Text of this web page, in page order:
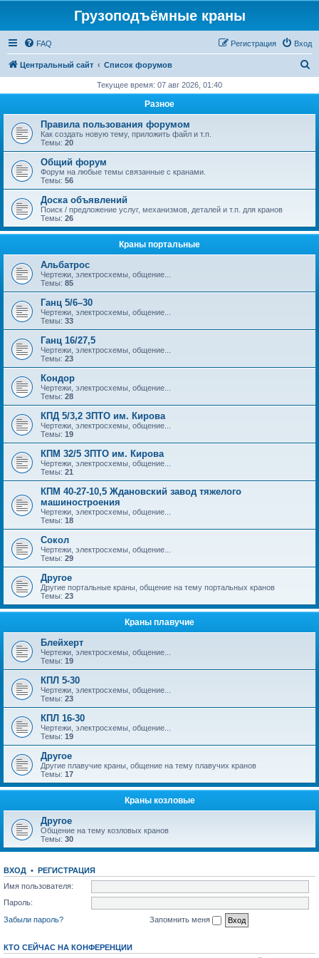
Грузоподъёмные краны
FAQ Вход
Регистрация
Центральный сайт Список форумов
с
Текущее время: 07 авг 2026, 01:40
Разное
Правила пользования форумом
Как создать новую тему, приложить файл и т.п.
Темы: 20
Общий форум
Форум на любые темы связанные с кранами.
Темы: 56
Доска объявлений
Поиск / предложение услуг, механизмов, деталей и т.п. для кранов
Темы: 26
Краны портальные
Альбатрос
Чертежи, электросхемы, общение...
Темы: 85
Ганц 5/6–30
Чертежи, электросхемы, общение...
Темы: 33
Ганц 16/27,5
Чертежи, электросхемы, общение...
Темы: 23
Кондор
Чертежи, электросхемы, общение...
Темы: 28
КПД 5/3,2 ЗПТО им. Кирова
Чертежи, электросхемы, общение...
Темы: 19
КПМ 32/5 ЗПТО им. Кирова
Чертежи, электросхемы, общение...
Темы: 21
КПМ 40-27-10,5 Ждановский завод тяжелого
машиностроения
Чертежи, электросхемы, общение...
Темы: 18
Сокол
Чертежи, электросхемы, общение...
Темы: 29
Другое
Другие портальные краны, общение на тему портальных кранов
Темы: 23
Краны плавучие
Блейхерт
Чертежи, электросхемы, общение...
Темы: 19
КПЛ 5-30
Чертежи, электросхемы, общение...
Темы: 23
КПЛ 16-30
Чертежи, электросхемы, общение...
Темы: 19
Другое
Другие плавучие краны, общение на тему плавучих кранов
Темы: 17
Краны козловые
Другое
Общение на тему козловых кранов
Темы: 30
ВХОД • РЕГИСТРАЦИЯ
Имя пользователя:
Пароль:
Забыли пароль?
Запомнить меня
КТО СЕЙЧАС НА КОНФЕРЕНЦИИ